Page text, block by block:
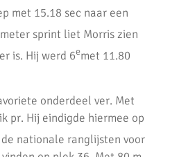
winterse kou bij AKU
AKU
AKU Open Dag 2020
met 15.18 sec naar een
sprint liet Morris zien
is. Hij werd 6emet 11.80
onderdeel ver. Met
pr. Hij eindigde hiermee op
nationale ranglijsten voor